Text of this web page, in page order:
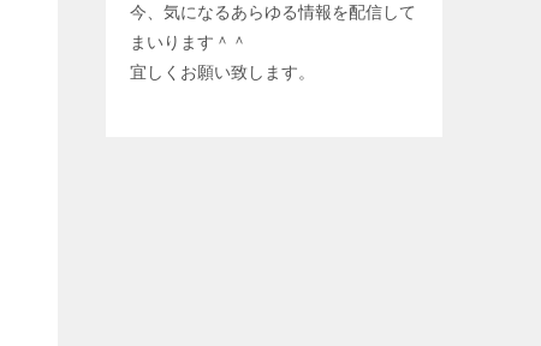
今、気になるあらゆる情報を配信して
まいります＾＾
宜しくお願い致します。